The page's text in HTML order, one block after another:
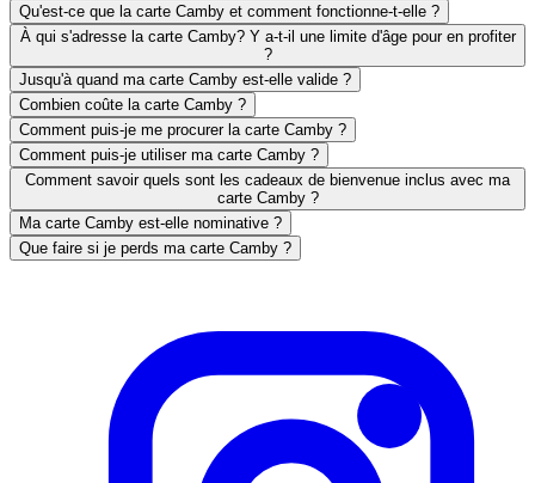
Qu'est-ce que la carte Camby et comment fonctionne-t-elle ?
À qui s'adresse la carte Camby? Y a-t-il une limite d'âge pour en profiter
?
Jusqu'à quand ma carte Camby est-elle valide ?
Combien coûte la carte Camby ?
Comment puis-je me procurer la carte Camby ?
Comment puis-je utiliser ma carte Camby ?
Comment savoir quels sont les cadeaux de bienvenue inclus avec ma
carte Camby ?
Ma carte Camby est-elle nominative ?
Que faire si je perds ma carte Camby ?